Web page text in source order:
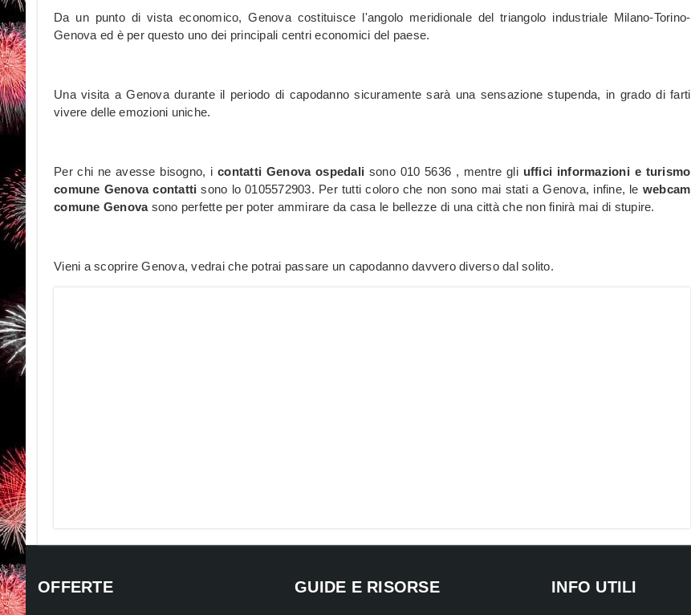
Da un punto di vista economico, Genova costituisce l'angolo meridionale del triangolo industriale Milano-Torino-
Genova ed è per questo uno dei principali centri economici del paese.
Una visita a Genova durante il periodo di capodanno sicuramente sarà una sensazione stupenda, in grado di farti
vivere delle emozioni uniche.
Per chi ne avesse bisogno, icontatti Genova ospedali sono 010 5636 , mentre gli uffici informazioni e turismo
comune Genova contattisono lo 0105572903. Per tutti coloro che non sono mai stati a Genova, infine, le webcam
comune Genovasono perfette per poter ammirare da casa le bellezze di una città che non finirà mai di stupire.
Vieni a scoprire Genova, vedrai che potrai passare un capodanno davvero diverso dal solito.
OFFERTE GUIDE E RISORSE INFO UTILI